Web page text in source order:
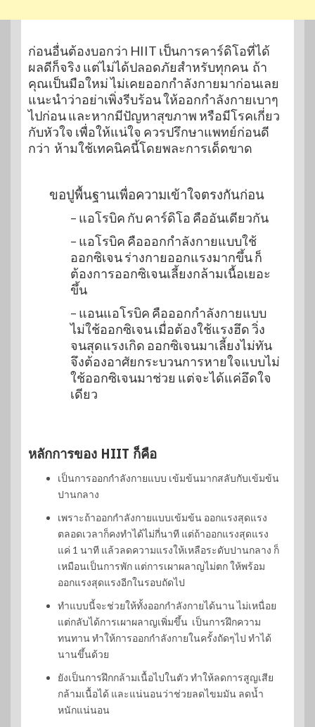
ก่อนอื่นต้องบอกว่า HIIT เป็นการคาร์ดิโอที่ได้
ผลดีก็จริง แต่ไม่ได้ปลอดภัยสำหรับทุกคน ถ้า
คุณเป็นมือใหม่ ไม่เคยออกกำลังกายมาก่อนเลย
แนะนำว่าอย่าเพิ่งรีบร้อน ให้ออกกำลังกายเบาๆ
ไปก่อน และหากมีปัญหาสุขภาพ หรือมีโรคเกี่ยว
กับหัวใจ เพื่อให้แน่ใจ ควรปรึกษาแพทย์ก่อนดี
กว่า ห้ามใช้เทคนิคนี้โดยพละการเด็ดขาด
ขอปูพื้นฐานเพื่อความเข้าใจตรงกันก่อน
– แอโรบิค กับ คาร์ดิโอ คืออันเดียวกัน
– แอโรบิค คือออกกำลังกายแบบใช้
ออกซิเจน ร่างกายออกแรงมากขึ้น ก็
ต้องการออกซิเจนเลี้ยงกล้ามเนื้อเยอะ
ขึ้น
– แอนแอโรบิค คือออกกำลังกายแบบ
ไม่ใช้ออกซิเจน เมื่อต้องใช้แรงฮึด วิ่ง
จนสุดแรงเกิด ออกซิเจนมาเลี้ยงไม่ทัน
จึงต้องอาศัยกระบวนการหายใจแบบไม่
ใช้ออกซิเจนมาช่วย แต่จะได้แค่อึดใจ
เดียว
หลักการของ HIIT ก็คือ
เป็นการออกกำลังกายแบบ เข้มข้นมากสลับกับเข้มข้น
ปานกลาง
เพราะถ้าออกกำลังกายแบบเข้มข้น ออกแรงสุดแรง
ตลอดเวลาก็คงทำได้ไม่กี่นาที แต่ถ้าออกแรงสุดแรง
แค่ 1 นาที แล้วลดความแรงให้เหลือระดับปานกลาง ก็
เหมือนเป็นการพัก แต่การเผาผลาญไม่ตก ให้พร้อม
ออกแรงสุดแรงอีกในรอบถัดไป
ทำแบบนี้จะช่วยให้ทั้งออกกำลังกายได้นาน ไม่เหนื่อย
แต่กลับได้การเผาผลาญเพิ่มขึ้น เป็นการฝึกความ
ทนทาน ทำให้การออกกำลังกายในครั้งถัดๆไป ทำได้
นานขึ้นด้วย
ยังเป็นการฝึกกล้ามเนื้อไปในตัว ทำให้ลดการสูญเสีย
กล้ามเนื้อได้ และแน่นอนว่าช่วยลดไขมมัน ลดน้ำ
หนักแน่นอน